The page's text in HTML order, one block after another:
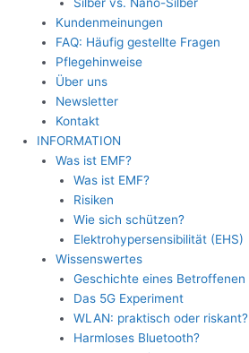
Kundenmeinungen
FAQ: Häufig gestellte Fragen
Pflegehinweise
Über uns
Newsletter
Kontakt
INFORMATION
Was ist EMF?
Was ist EMF?
Risiken
Wie sich schützen?
Elektrohypersensibilität (EHS)
Wissenswertes
Geschichte eines Betroffenen
Das 5G Experiment
WLAN: praktisch oder riskant?
Harmloses Bluetooth?